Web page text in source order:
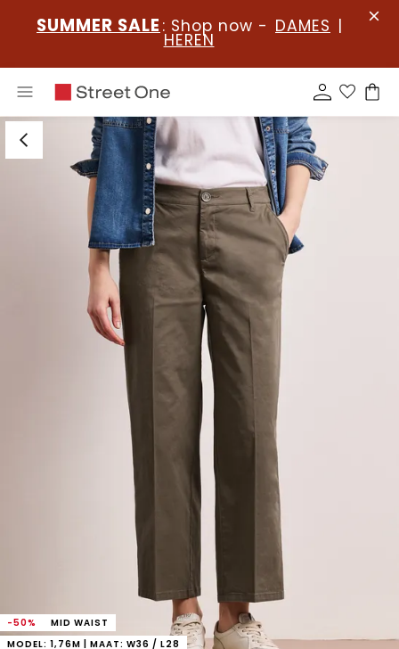
SUMMER SALE : Shop now - DAMES |
HEREN
-50%
MID WAIST
MODEL: 1,76M | MAAT: W36 / L28